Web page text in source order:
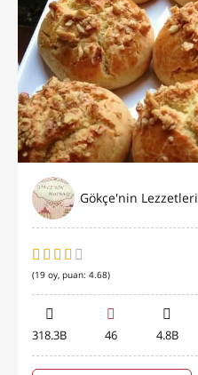
Gökçe'nin Lezzetleri
(19 oy, puan: 4.68)
318.3B 46 4.8B